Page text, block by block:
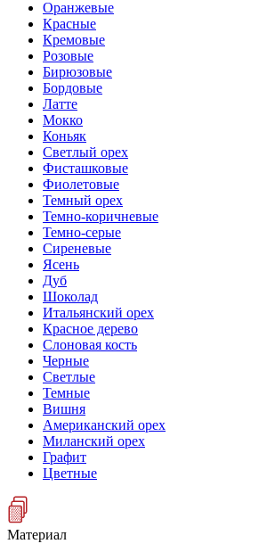
Оранжевые
Красные
Кремовые
Розовые
Бирюзовые
Бордовые
Латте
Мокко
Коньяк
Светлый орех
Фисташковые
Фиолетовые
Темный орех
Темно-коричневые
Темно-серые
Сиреневые
Ясень
Дуб
Шоколад
Итальянский орех
Красное дерево
Слоновая кость
Черные
Светлые
Темные
Вишня
Американский орех
Миланский орех
Графит
Цветные
Материал